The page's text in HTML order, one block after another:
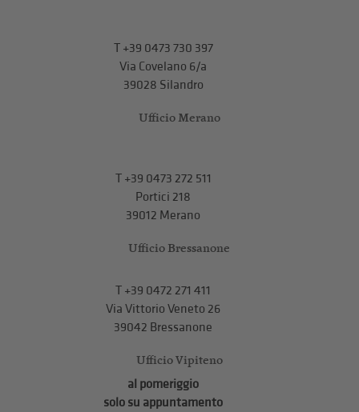
T+39 0473 730 397
Via Covelano 6/a
39028 Silandro
Ufficio Merano
T+39 0473 272 511
Portici 218
39012 Merano
Ufficio Bressanone
T +39 0472 271 411
Via Vittorio Veneto 26
39042 Bressanone
Ufficio Vipiteno
al pomeriggio
solo su appuntamento